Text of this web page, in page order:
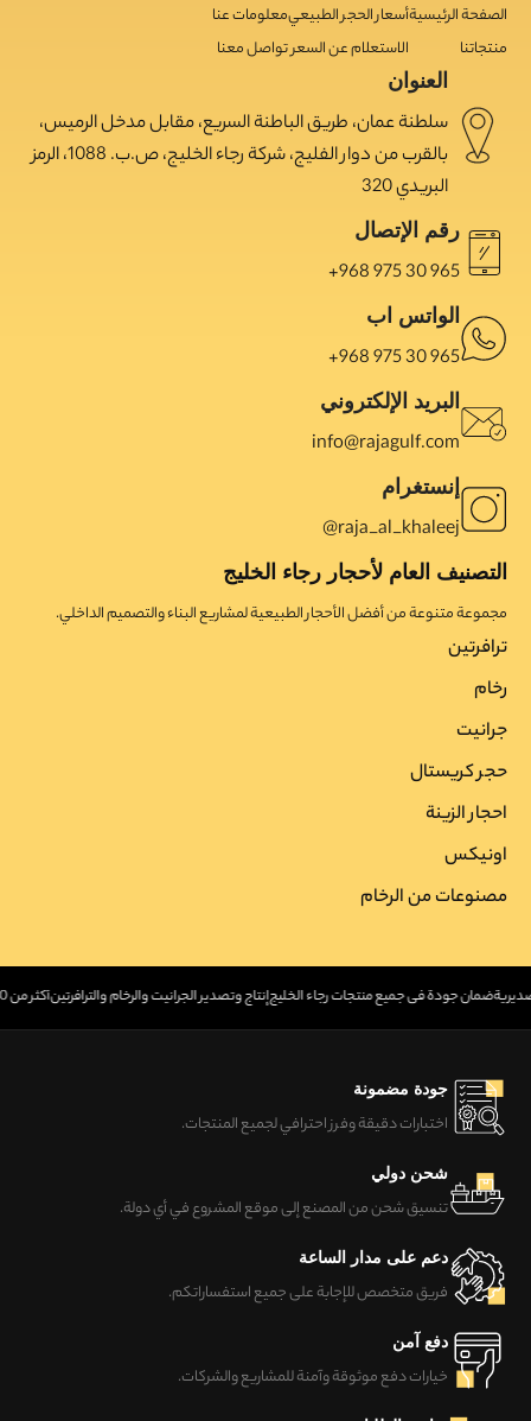
الصفحة الرئيسية
منتجاتنا
أسعار الحجر الطبيعي
الاستعلام عن السعر
معلومات عنا
تواصل معنا
العنوان
سلطنة عمان، طريق الباطنة السريع، مقابل مدخل الرميس،
بالقرب من دوار الفليج، شركة رجاء الخليج، ص.ب. 1088، الرمز
البريدي 320
رقم الإتصال
965 30 975 968+
الواتس اب
965 30 975 968+
البريد الإلكتروني
info@rajagulf.com
إنستغرام
raja_al_khaleej@
التصنيف العام لأحجار رجاء الخليج
مجموعة متنوعة من أفضل الأحجار الطبيعية لمشاريع البناء والتصميم الداخلي.
ترافرتین
رخام
جرانیت
حجر کریستال
احجار الزینة
اونیکس
مصنوعات من الرخام
أكثر من 30 عامًا من الخبرة فيإنتاج وتصدير الجرانيت والرخام والترافرتينضمان جودة في جميع منتجات رجاء الخليج
جودة مضمونة
اختبارات دقيقة وفرز احترافي لجميع المنتجات.
شحن دولي
تنسيق شحن من المصنع إلى موقع المشروع في أي دولة.
دعم على مدار الساعة
فريق متخصص للإجابة على جميع استفساراتكم.
دفع آمن
خيارات دفع موثوقة وآمنة للمشاريع والشركات.